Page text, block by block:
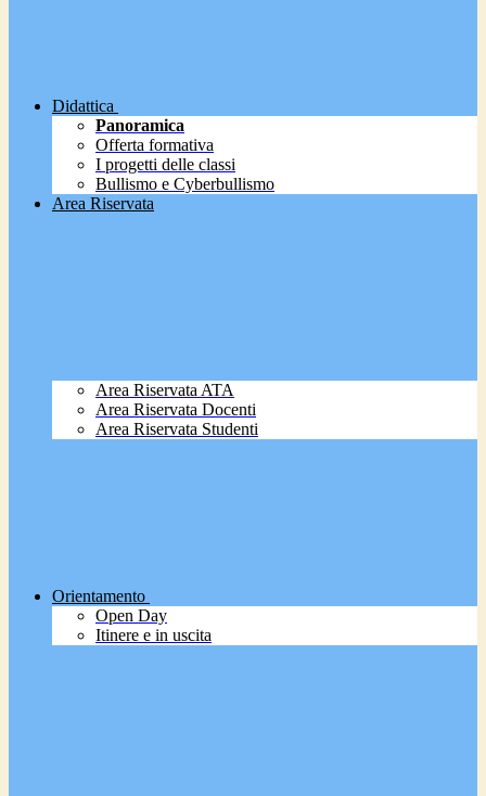
Didattica
Panoramica
Offerta formativa
I progetti delle classi
Bullismo e Cyberbullismo
Area Riservata
Area Riservata ATA
Area Riservata Docenti
Area Riservata Studenti
Orientamento
Open Day
Itinere e in uscita